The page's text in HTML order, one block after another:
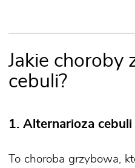
Jakie choroby
cebuli?
1. Alternarioza cebuli
To choroba grzybowa,